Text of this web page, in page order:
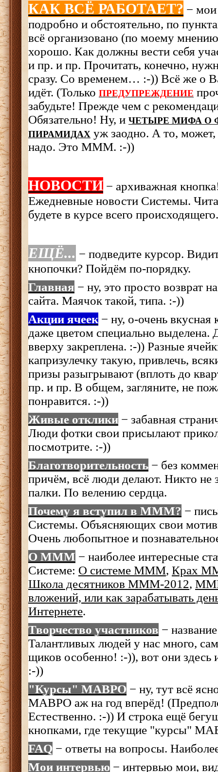
КАК ВСЁ РАБОТАЕТ? − мои
подробно и обстоятельно, по
всё организовано (по моему
хорошо. Как должны вести себя
и пр. и пр. Прочитать, конечно,
сразу. Со временем… :-)) Всё же о
идёт. (Только ПРЕДУПРЕЖДЕНИЕ
забудьте! Прежде чем с
Обязательно! Ну, и ЧЕТЫРЕ МИФА О
ПИРАМИДАХ уж заодно. А то,
надо. Это МММ. :-))
НОВОСТИ − архиважная
Ежедневные новости Системы.
будете в курсе всего происходящего.
ЕЩЁ... − подведите курсор.
кнопочки? Пойдём по-порядку.
Главная − ну, это просто возврат
сайта. Маячок такой, типа. :-))
Акции ячеек − ну, о-очень
даже цветом специально выделена.
вверху закреплена. :-)) Разные
капризулечку такую, привлечь,
призы разыгрывают (вплоть до
пр. и пр. В общем, загляните, не
понравится. :-))
Живые отклики − забавная
Люди фотки свои присылают
посмотрите. :-))
Благотворительность − без
причём, всё люди делают. Никто не
палки. По велению сердца.
Почему я вступил в МММ? −
Системы. Объясняющих свои
Очень любопытное и
О МММ − наиболее интересные
Системе: О системе МММ, Крах
Школа десятников МММ-2012,
вложений, или как зарабатывать
Интернете.
Творчество участников −
Талантливых людей у нас много,
щиков особенно! :-)), вот они здесь
:-))
"Курсы" МАВРО − ну, тут всё
МАВРО аж на год вперёд!
Естественно. :-)) И строка ещё
кнопками, где текущие "курсы"
FAQ − ответы на вопросы.
Мои интервью − интервью мои,